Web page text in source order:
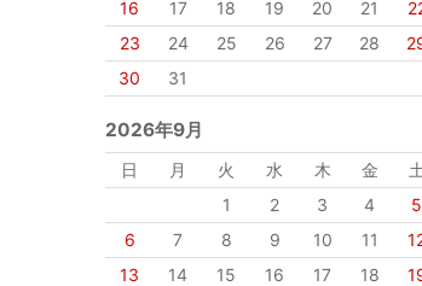
16
17 18 19 20 21
23
24 25 26 27 28
30
31
2026年9月
日 月 火 水 木 金
1
2 3 4
5
6
7 8 9 10 11
13
14 15 16 17 18